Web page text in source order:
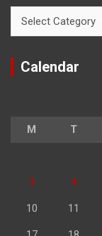
Calendar
M T
3 4
10 11